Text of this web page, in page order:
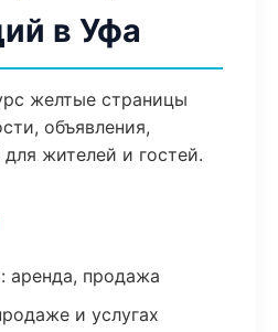
в Уфа
желтые страницы
объявления,
жителей и гостей.
аренда, продажа
и услугах